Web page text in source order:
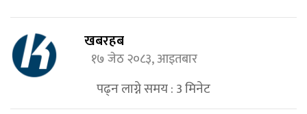
खबरहब
१७ जेठ २०८३, आइतबार
पढ्न लाग्ने समय :3मिनेट